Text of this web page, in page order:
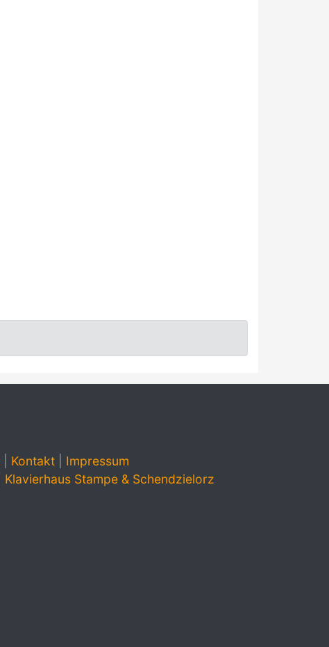
Kontakt| Impressum
Klavierhaus Stampe & Schendzielorz